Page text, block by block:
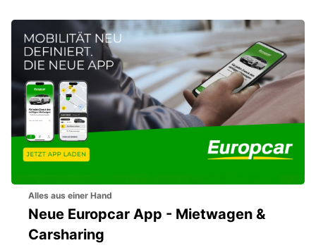
Alles aus einer Hand
Neue Europcar App - Mietwagen &
Carsharing